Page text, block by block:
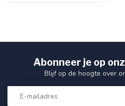
Abonneer je op
Blijf op de hoogte over